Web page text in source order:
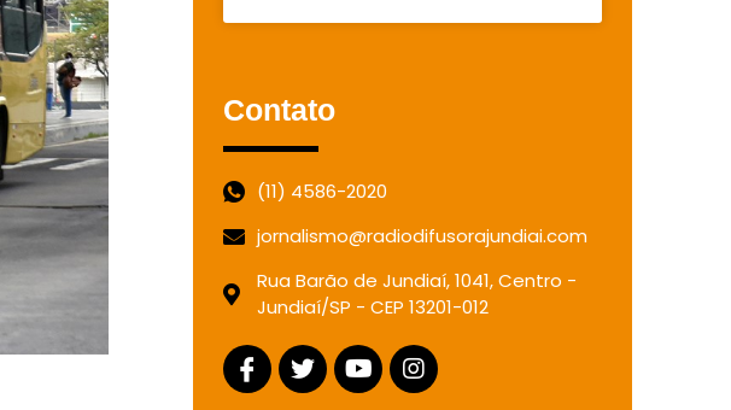
Contato
(11) 4586-2020
jornalismo@radiodifusorajundiai.com
Rua Barão de Jundiaí, 1041, Centro -
Jundiaí/SP - CEP 13201-012